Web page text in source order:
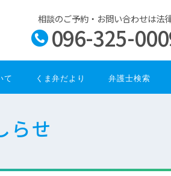
相談のご予約・お問い合わせは法
096-325-
て くま弁だより 弁護士検索
らせ